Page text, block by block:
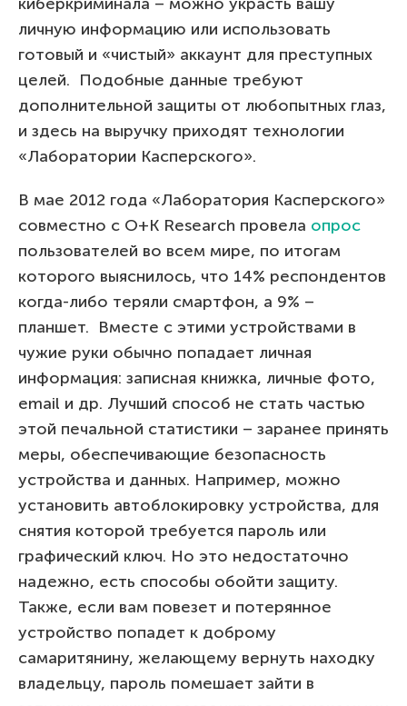
личную информацию или использовать
готовый и «чистый» аккаунт для преступных
целей. Подобные данные требуют
дополнительной защиты от любопытных глаз,
и здесь на выручку приходят технологии
«Лаборатории Касперского».
В мае 2012 года «Лаборатория Касперского»
совместно с O+K Research провела опрос
пользователей во всем мире, по итогам
которого выяснилось, что 14% респондентов
когда-либо теряли смартфон, а 9% –
планшет. Вместе с этими устройствами в
чужие руки обычно попадает личная
информация: записная книжка, личные фото,
email и др. Лучший способ не стать частью
этой печальной статистики – заранее принять
меры, обеспечивающие безопасность
устройства и данных. Например, можно
установить автоблокировку устройства, для
снятия которой требуется пароль или
графический ключ. Но это недостаточно
надежно, есть способы обойти защиту.
Также, если вам повезет и потерянное
устройство попадет к доброму
самаритянину, желающему вернуть находку
владельцу, пароль помешает зайти в